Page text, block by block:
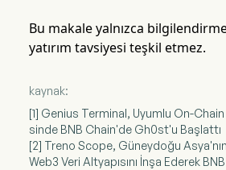
Bu makale yalnızca
yatırım tavsiyesi teşkil etmez.
kaynak:
[1] Genius Terminal, Uyumlu On-
sinde BNB Chain'de Gh0st'u Başlattı
[2] Treno Scope, Güneydoğu
Web3 Veri Altyapısını İnşa Ederek